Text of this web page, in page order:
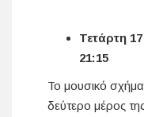
Τετάρτη
21:15
Το μουσικό
δεύτερο μέρος